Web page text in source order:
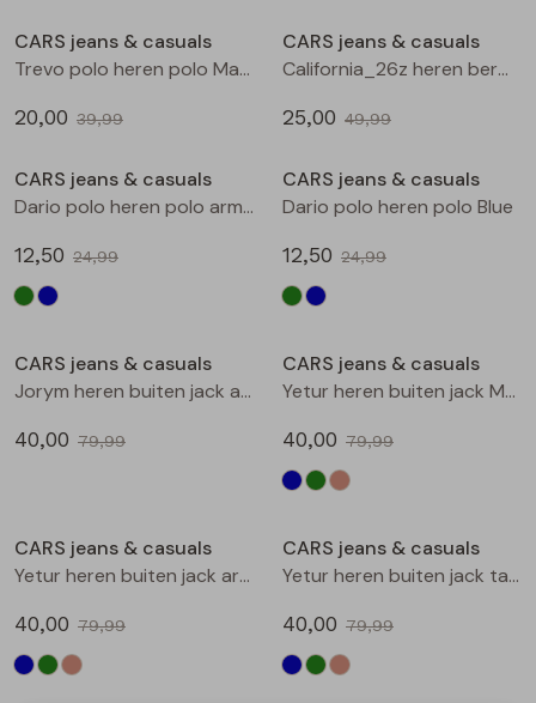
CARS jeans & casuals
Trevo polo heren polo Marine
20,00 39,99
CARS jeans & casuals
California_26z heren bermuda Bleach denim
25,00 49,99
CARS jeans & casuals
Dario polo heren polo army groen
12,50 24,99
CARS jeans & casuals
Dario polo heren polo Blue
12,50 24,99
CARS jeans & casuals
Jorym heren buiten jack army groen
40,00 79,99
CARS jeans & casuals
Yetur heren buiten jack Marine
40,00 79,99
CARS jeans & casuals
Yetur heren buiten jack army groen
40,00 79,99
CARS jeans & casuals
Yetur heren buiten jack taupe
40,00 79,99